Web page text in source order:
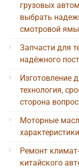
грузовых
выбрать
смотровой ямы
Запчасти для
надёжного
Изготовление
технология,
сторона
Моторные
Ремонт
китайского